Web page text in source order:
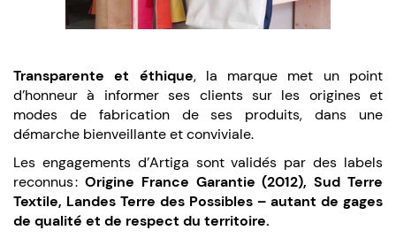
Transparente et éthique, la marque met un point
d’honneur à informer ses clients sur les origines et
modes de fabrication de ses produits, dans une
démarche bienveillante et conviviale.
Les engagements d’Artiga sont validés par des labels
reconnus : Origine France Garantie (2012), Sud Terre
Textile, Landes Terre des Possibles – autant de gages
de qualité et de respect du territoire.